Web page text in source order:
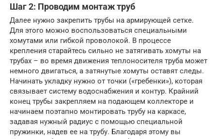
Шаг 2: Проводим монтаж труб
Далее нужно закрепить трубы на армирующей сетке.
Для этого можно воспользоваться специальными
хомутами или гибкой проволокой. В процессе
крепления старайтесь сильно не затягивать хомуты на
трубах – во время движения теплоносителя труба может
немного двигаться, а затянутые хомуты оставят следы.
Начинать укладку нужно от точки («гребенки»), которая
связывает систему водоснабжения и контур. Крайний
конец трубы закрепляем на подающем коллекторе и
начинаем поэтапно монтировать трубу на каркасе,
задавая нужный радиус с помощью специальной
пружинки, надев ее на трубу. Благодаря этому вы